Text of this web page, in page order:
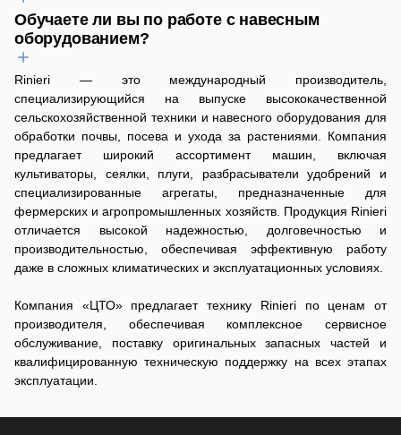
пригодятся измельчитель веток, аэратор и дернорез.
Разнообразие навесного оборудования позволяет
адаптировать технику под конкретные задачи и условия
цену навесного оборудования. Рассмотрите покупку
навесного оборудования в лизинг, чтобы оптимизировать свои
затраты. Возможна и аренда навесного оборудования с
последующим выкупом — уточните детали у наших
Конечно, гарантия на приобретаемое у нас навесное
оборудование — обязательная составляющая покупки.
Продолжительность гарантийного периода зависит от
производителя и конкретного типа техники, информация об
этом содержится в вашем гарантийном документе. Мы берём
на себя обязательства по бесплатному устранению заводских
дефектов или замене неисправного агрегата, возникших в
течение гарантийного срока. Важно помнить, что гарантия не
покрывает естественный износ запчастей для навесного
оборудования и повреждения, вызванные нарушением
правил эксплуатации. По истечении гарантии мы всегда
готовы предложить профессиональный ремонт навесного
оборудования и обеспечить широкий выбор комплектующих.
Обучаете ли вы по работе с навесным
оборудованием?
Наши опытные специалисты проведут подробный инструктаж,
в ходе которого не только расскажут о принципах работы, но и
наглядно продемонстрируют все нюансы настройки и
эксплуатации каждого агрегата. Мы детально покажем, как
правильно использовать плуг для оптимальной обработки
почвы, как добиться максимальной точности при посеве с
помощью сеялки, как эффективно заготавливать корм,
используя косилку. Кроме того, мы поделимся опытом
эффективного использования снегоуборщика для быстрой
очистки территорий в зимний период, а также обучим вас
безопасной и надёжной работе с тракторным прицепом при
Rinieri — это международный производитель,
специализирующийся на выпуске высококачественной
сельскохозяйственной техники и навесного оборудования для
обработки почвы, посева и ухода за растениями. Компания
предлагает широкий ассортимент машин, включая
культиваторы, сеялки, плуги, разбрасыватели удобрений и
специализированные агрегаты, предназначенные для
фермерских и агропромышленных хозяйств. Продукция Rinieri
отличается высокой надежностью, долговечностью и
производительностью, обеспечивая эффективную работу
даже в сложных климатических и эксплуатационных условиях.
Компания «ЦТО» предлагает технику Rinieri по ценам от
производителя, обеспечивая комплексное сервисное
обслуживание, поставку оригинальных запасных частей и
квалифицированную техническую поддержку на всех этапах
эксплуатации.